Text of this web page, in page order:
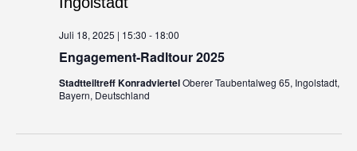
Engagement-Radltour 2025
Juli 18, 2025 | 15:30 - 18:00
Stadtteiltreff KonradviertelOberer Taubentalweg 65, Ingolstadt,
Bayern, Deutschland